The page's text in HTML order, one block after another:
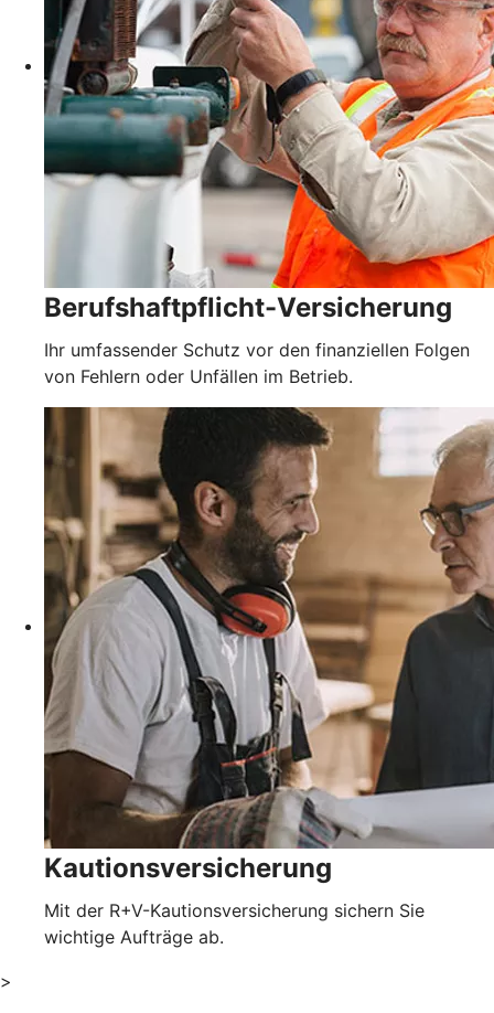
Berufshaftpflicht-Versicherung
Ihr umfassender Schutz vor den finanziellen Folgen
von Fehlern oder Unfällen im Betrieb.
Kautionsversicherung
Mit der R+V-Kautionsversicherung sichern Sie
wichtige Aufträge ab.
>